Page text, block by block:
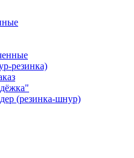
резинка)
(резинка-шнур)